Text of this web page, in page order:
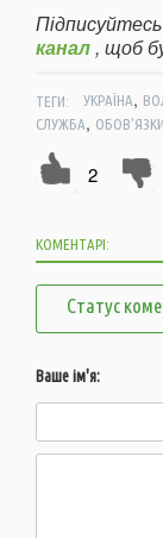
канал, щоб
ТЕГИ: УКРАЇНА,
СЛУЖБА, ОБОВ'ЯЗКИ
2
КОМЕНТАРІ:
Статус
Ваше ім'я: